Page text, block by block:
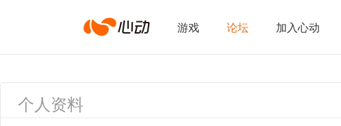
心
动
游戏 论坛 加入心动
个人资料